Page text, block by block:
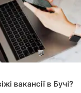
💬
вакансії в Бучі?